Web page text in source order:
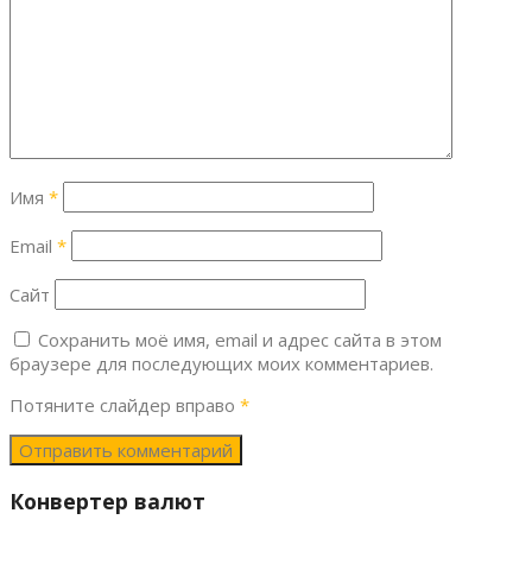
Имя *
Email *
Сайт
Сохранить моё имя, email и адрес сайта в этом
браузере для последующих моих комментариев.
Потяните слайдер вправо *
Конвертер валют